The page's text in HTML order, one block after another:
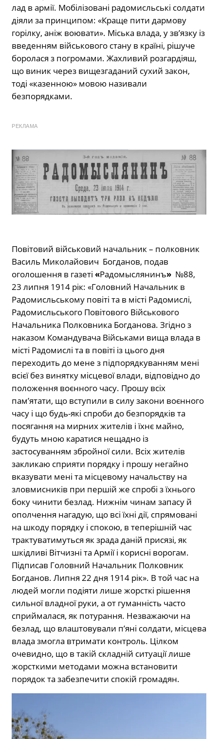
лад в армії. Мобілізовані радомисльські солдати
діяли за принципом: «Краще пити дармову
горілку, аніж воювати». Міська влада, у зв’язку із
введенням військового стану в країні, рішуче
боролася з погромами. Жахливий розгардіяш,
що виник через вищезгаданий сухий закон,
тоді «казенною» мовою називали
безпорядками.
РЕКЛАМА
Повітовий військовий начальник – полковник
Василь Миколайович Богданов, подав
оголошення в газеті «Радомыслянинъ» №88,
23 липня 1914 рік: «Головний Начальник в
Радомисльському повіті та в місті Радомислі,
Радомисльського Повітового Військового
Начальника Полковника Богданова. Згідно з
наказом Командувача Військами вища влада в
місті Радомислі та в повіті із цього дня
переходить до мене з підпорядкуванням мені
всієї без винятку місцевої влади, відповідно до
положення воєнного часу. Прошу всіх
пам’ятати, що вступили в силу закони воєнного
часу і що будь-які спроби до безпорядків та
посягання на мирних жителів і їхнє майно,
будуть мною каратися нещадно із
застосуванням збройної сили. Всіх жителів
закликаю сприяти порядку і прошу негайно
вказувати мені та місцевому начальству на
зловмисників при першій же спробі з їхнього
боку чинити безлад. Нижнім чинам запасу й
ополчення нагадую, що всі їхні дії, спрямовані
на шкоду порядку і спокою, в теперішній час
трактуватимуться як зрада даній присязі, як
шкідливі Вітчизні та Армії і корисні ворогам.
Підписав Головний Начальник Полковник
Богданов. Липня 22 дня 1914 рік». В той час на
людей могли подіяти лише жорсткі рішення
сильної владної руки, а от гуманність часто
сприймалася, як потурання. Незважаючи на
безлад, що влаштовували п’яні солдати, місцева
влада змогла втримати контроль. Цілком
очевидно, що в такій складній ситуації лише
жорсткими методами можна встановити
порядок та забезпечити спокій громадян.